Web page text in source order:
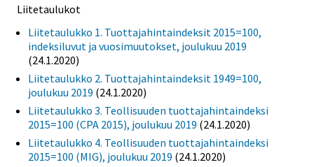
Liitetaulukot
Liitetaulukko 1. Tuottajahintaindeksit 2015=100,
indeksiluvut ja vuosimuutokset, joulukuu 2019
(24.1.2020)
Liitetaulukko 2. Tuottajahintaindeksit 1949=100,
joulukuu 2019 (24.1.2020)
Liitetaulukko 3. Teollisuuden tuottajahintaindeksi
2015=100 (CPA 2015), joulukuu 2019 (24.1.2020)
Liitetaulukko 4. Teollisuuden tuottajahintaindeksi
2015=100 (MIG), joulukuu 2019 (24.1.2020)